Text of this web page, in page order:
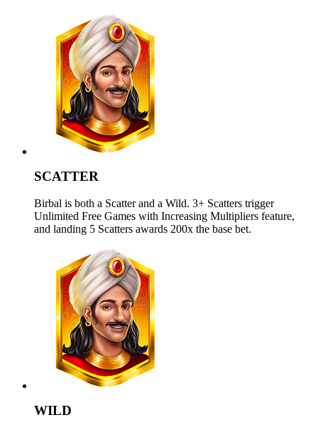
SCATTER
Birbal is both a Scatter and a Wild. 3+ Scatters trigger
Unlimited Free Games with Increasing Multipliers feature,
and landing 5 Scatters awards 200x the base bet.
WILD